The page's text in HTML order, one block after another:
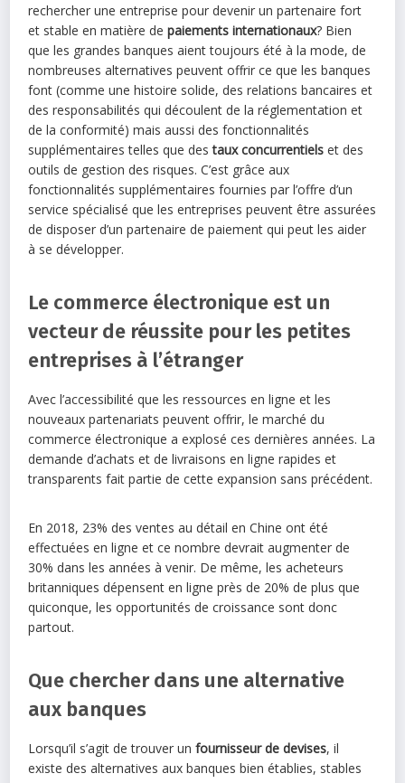
rechercher une entreprise pour devenir un partenaire fort
et stable en matière depaiements internationaux? Bien
que les grandes banques aient toujours été à la mode, de
nombreuses alternatives peuvent offrir ce que les banques
font (comme une histoire solide, des relations bancaires et
des responsabilités qui découlent de la réglementation et
de la conformité) mais aussi des fonctionnalités
supplémentaires telles que destaux concurrentiels et des
outils de gestion des risques. C’est grâce aux
fonctionnalités supplémentaires fournies par l’offre d’un
service spécialisé que les entreprises peuvent être assurées
de disposer d’un partenaire de paiement qui peut les aider
à se développer.
Le commerce électronique est un
vecteur de réussite pour les petites
entreprises à l’étranger
Avec l’accessibilité que les ressources en ligne et les
nouveaux partenariats peuvent offrir, le marché du
commerce électronique a explosé ces dernières années. La
demande d’achats et de livraisons en ligne rapides et
transparents fait partie de cette expansion sans précédent.
En 2018, 23% des ventes au détail en Chine ont été
effectuées en ligne et ce nombre devrait augmenter de
30% dans les années à venir. De même, les acheteurs
britanniques dépensent en ligne près de 20% de plus que
quiconque, les opportunités de croissance sont donc
partout.
Que chercher dans une alternative
aux banques
Lorsqu’il s’agit de trouver unfournisseur de devises, il
existe des alternatives aux banques bien établies, stables